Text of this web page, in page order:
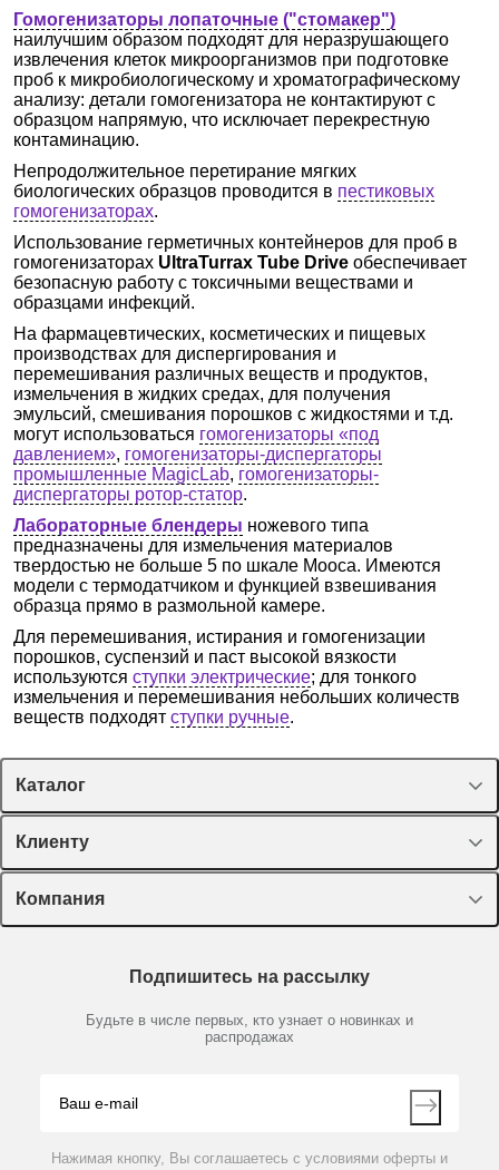
Гомогенизаторы лопаточные ("стомакер")
наилучшим образом подходят для неразрушающего
извлечения клеток микроорганизмов при подготовке
проб к микробиологическому и хроматографическому
анализу: детали гомогенизатора не контактируют с
образцом напрямую, что исключает перекрестную
контаминацию.
Непродолжительное перетирание мягких
биологических образцов проводится в пестиковых
гомогенизаторах.
Использование герметичных контейнеров для проб в
гомогенизаторах UltraTurrax Tube Drive обеспечивает
безопасную работу с токсичными веществами и
образцами инфекций.
На фармацевтических, косметических и пищевых
производствах для диспергирования и
перемешивания различных веществ и продуктов,
измельчения в жидких средах, для получения
эмульсий, смешивания порошков с жидкостями и т.д.
могут использоваться гомогенизаторы «под
давлением», гомогенизаторы-диспергаторы
промышленные MagicLab, гомогенизаторы-
диспергаторы ротор-статор.
Лабораторные блендеры ножевого типа
предназначены для измельчения материалов
твердостью не больше 5 по шкале Мооса. Имеются
модели с термодатчиком и функцией взвешивания
образца прямо в размольной камере.
Для перемешивания, истирания и гомогенизации
порошков, суспензий и паст высокой вязкости
используются ступки электрические; для тонкого
измельчения и перемешивания небольших количеств
веществ подходят ступки ручные.
Каталог
Спецпредложения
Оборудование, приборы
Пластик, стекло, принадлежности
Химические реактивы, препараты, наборы
Производители
Клиенту
Лекторий Диаэм
Доставка и оплата
Мобильное приложение
Компания
Партнеры
Контакты
Подпишитесь на рассылку
Будьте в числе первых, кто узнает о новинках и
распродажах
Нажимая кнопку, Вы соглашаетесь с условиями оферты и